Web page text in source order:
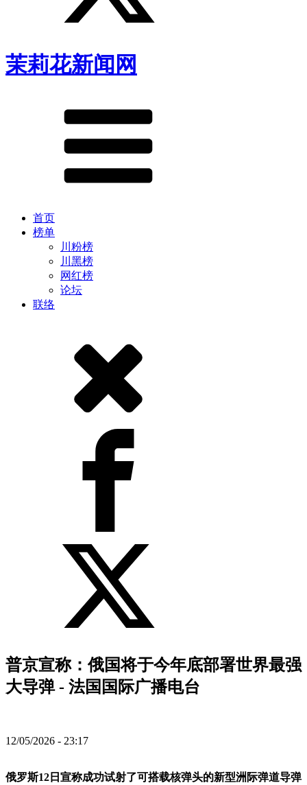
茉莉花新闻网
首页
榜单
川粉榜
川黑榜
网红榜
论坛
联络
普京宣称：俄国将于今年底部署世界最强
大导弹 - 法国国际广播电台
12/05/2026 - 23:17
俄罗斯12日宣称成功试射了可搭载核弹头的新型洲际弹道导弹